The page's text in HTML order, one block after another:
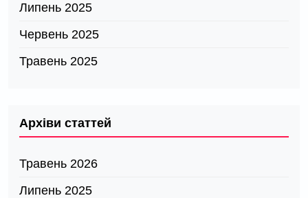
Липень 2025
Червень 2025
Травень 2025
Архіви статтей
Травень 2026
Липень 2025